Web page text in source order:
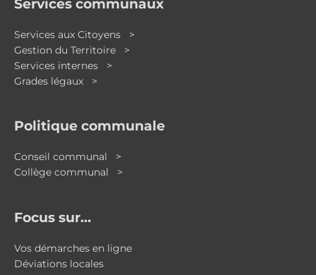
Services aux Citoyens >
Gestion du Territoire >
Services internes >
Grades légaux >
Politique communale
Conseil communal >
Collège communal >
Focus sur…
Vos démarches en ligne
Déviations locales